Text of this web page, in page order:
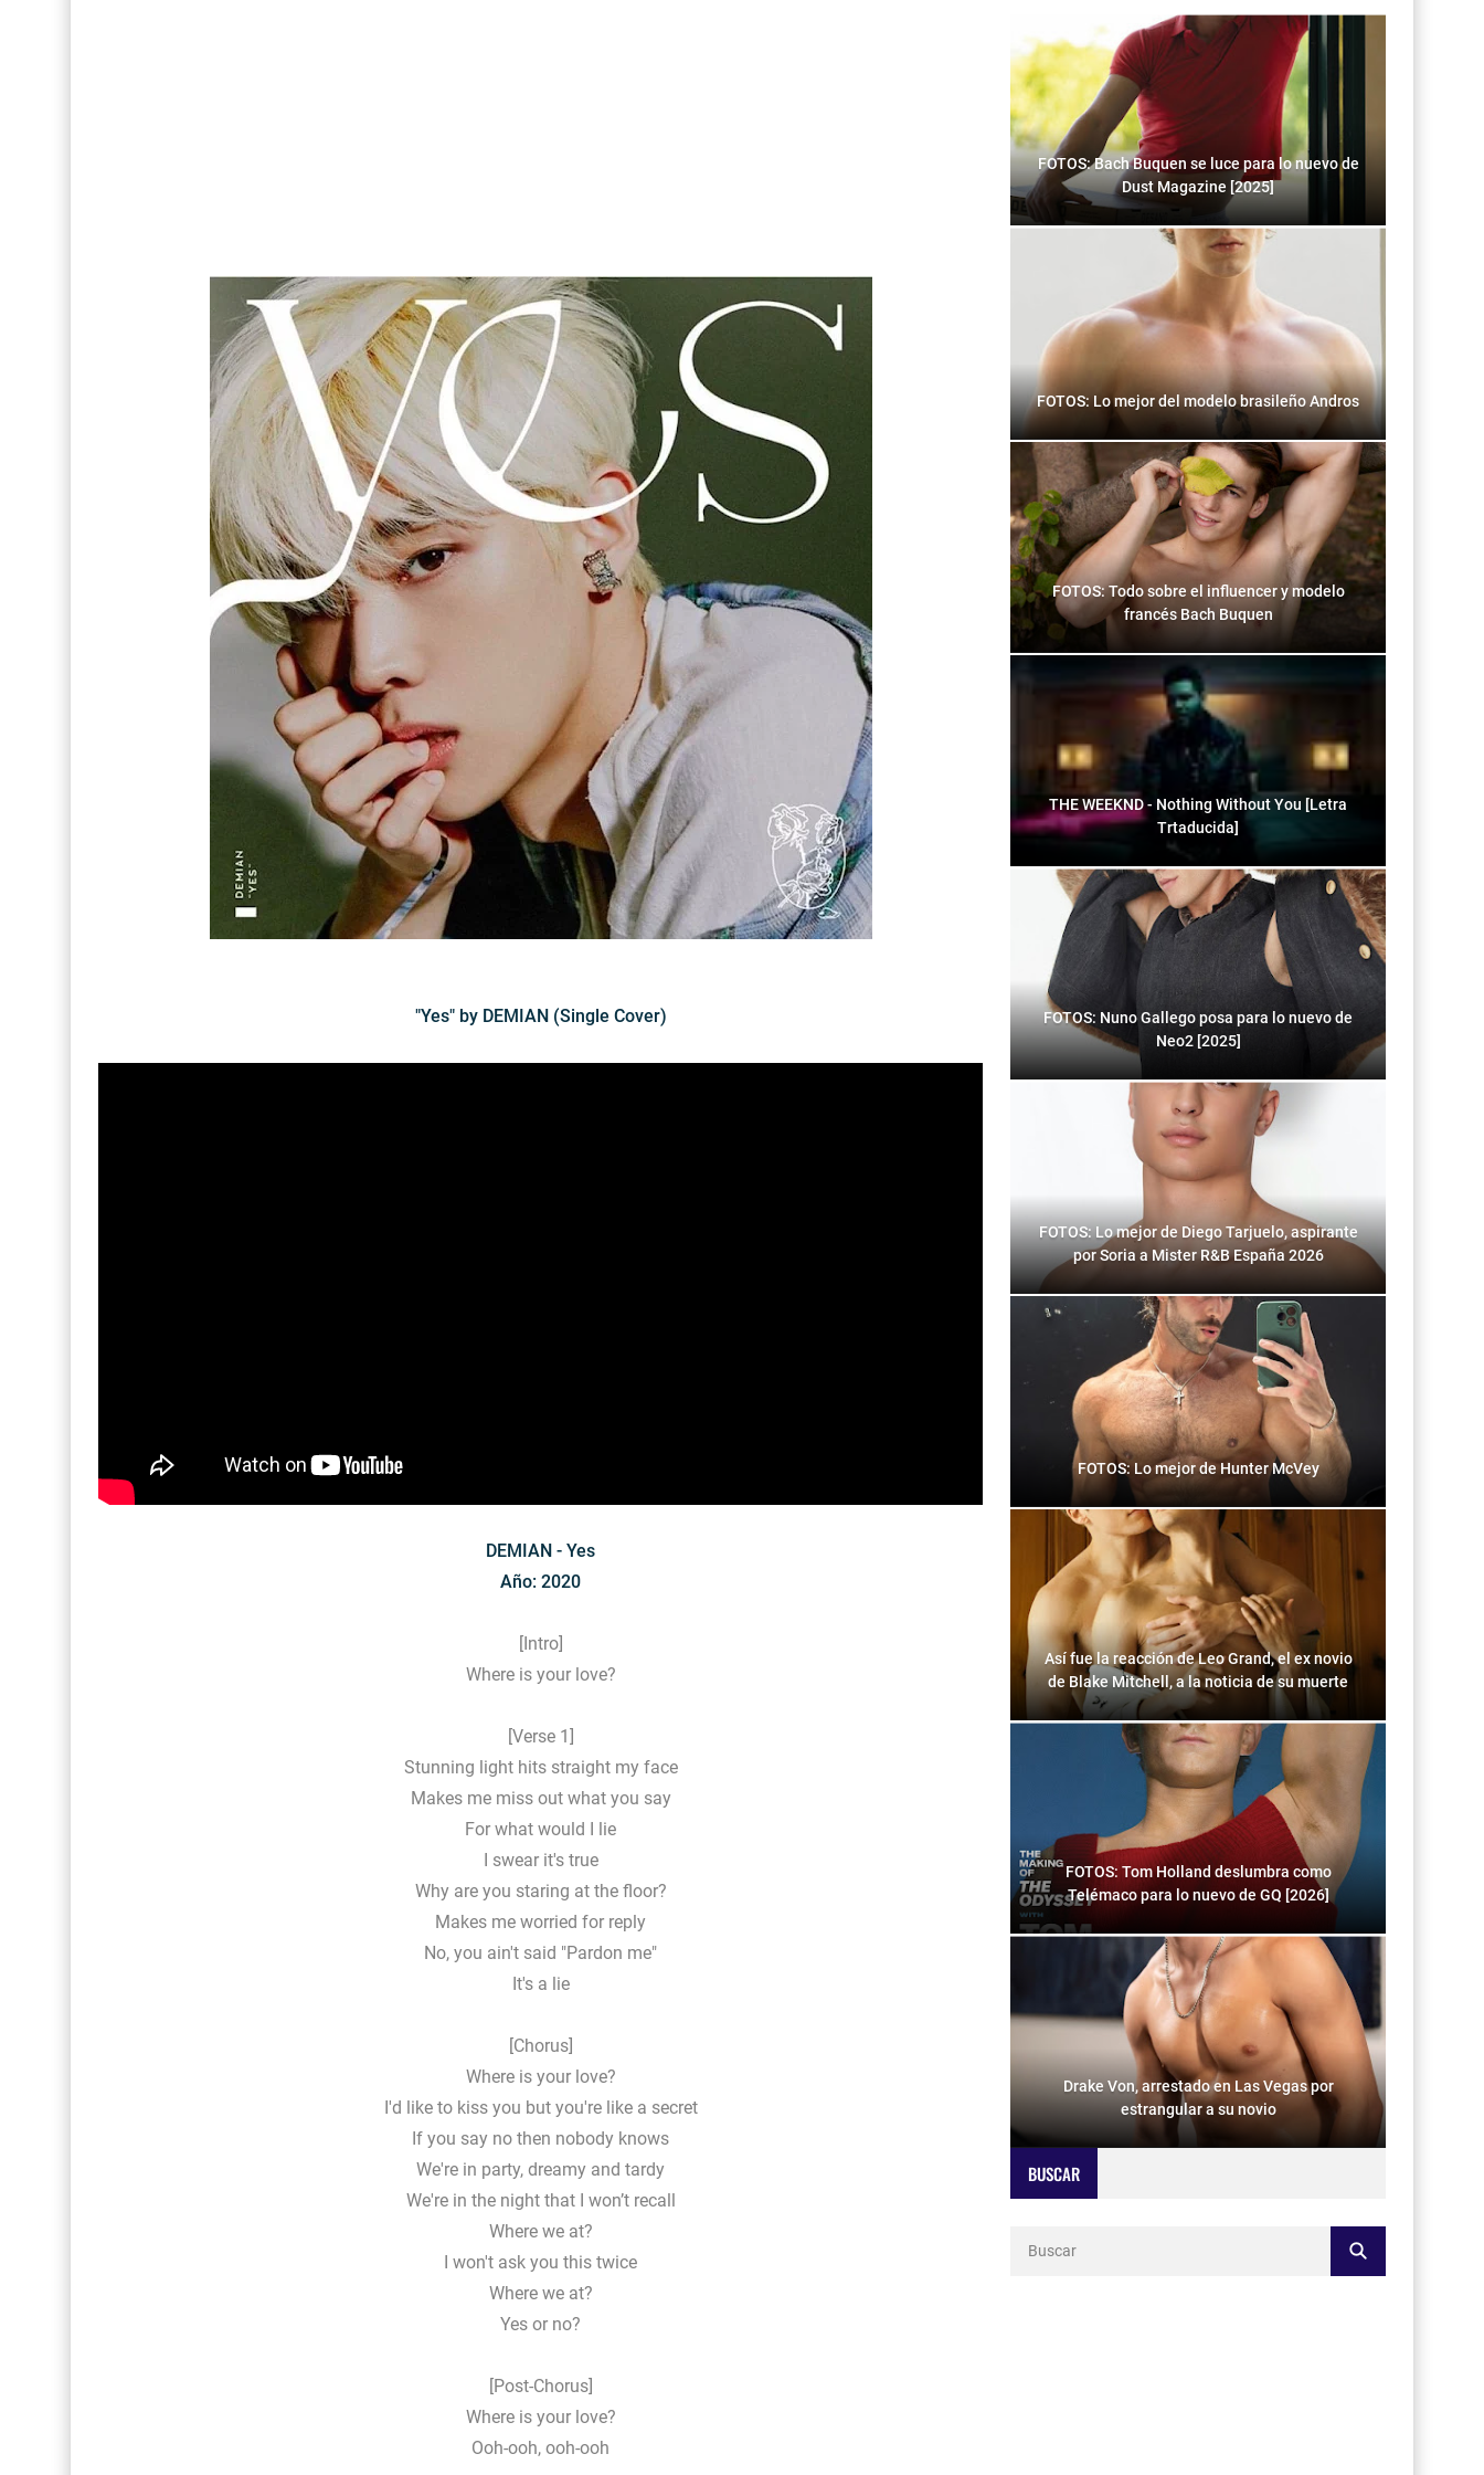
"Yes" by DEMIAN (Single Cover)
DEMIAN - Yes
Año: 2020
[Intro]
Where is your love?
[Verse 1]
Stunning light hits straight my face
Makes me miss out what you say
For what would I lie
I swear it's true
Why are you staring at the floor?
Makes me worried for reply
No, you ain't said "Pardon me"
It's a lie
[Chorus]
Where is your love?
I'd like to kiss you but you're like a secret
If you say no then nobody knows
We're in party, dreamy and tardy
We're in the night that I won’t recall
Where we at?
I won't ask you this twice
Where we at?
Yes or no?
[Post-Chorus]
Wherе is your love?
Ooh-ooh, ooh-ooh
FOTOS: Bach Buquen se luce para lo nuevo de
Dust Magazine [2025]
FOTOS: Lo mejor del modelo brasileño Andros
FOTOS: Todo sobre el influencer y modelo
francés Bach Buquen
THE WEEKND - Nothing Without You [Letra
Trtaducida]
FOTOS: Nuno Gallego posa para lo nuevo de
Neo2 [2025]
FOTOS: Lo mejor de Diego Tarjuelo, aspirante
por Soria a Mister R&B España 2026
FOTOS: Lo mejor de Hunter McVey
Así fue la reacción de Leo Grand, el ex novio
de Blake Mitchell, a la noticia de su muerte
FOTOS: Tom Holland deslumbra como
Telémaco para lo nuevo de GQ [2026]
Drake Von, arrestado en Las Vegas por
estrangular a su novio
BUSCAR